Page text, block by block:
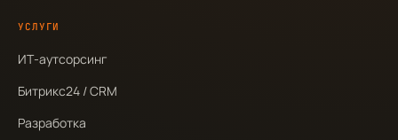
УСЛУГИ
ИТ-аутсорсинг
Битрикс24 / CRM
Разработка